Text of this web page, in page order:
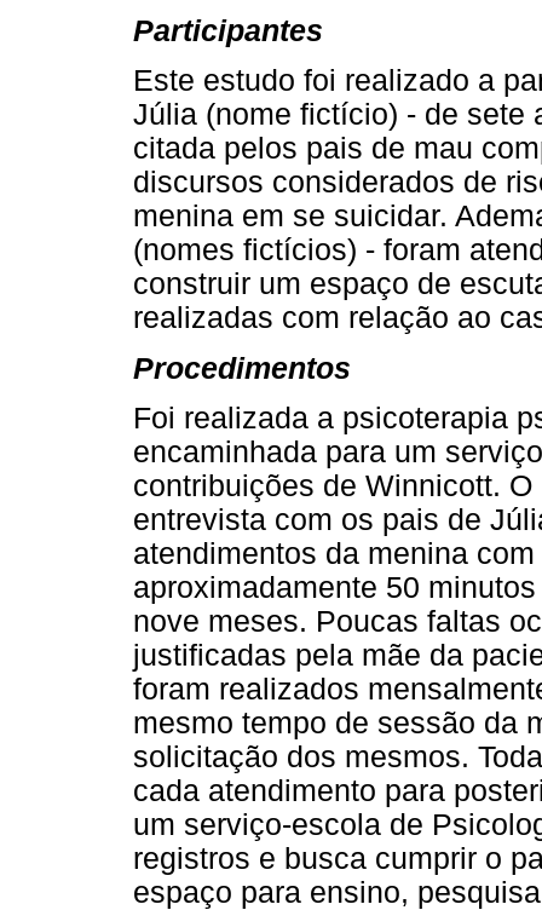
Participantes
Este estudo foi realizado a
Júlia (nome fictício) - de sete
citada pelos pais de mau
discursos considerados de
menina em se suicidar.
(nomes fictícios) - foram
construir um espaço de
realizadas com relação ao
Procedimentos
Foi realizada a psicoterapia
encaminhada para um
contribuições de Winnicott.
entrevista com os pais de
atendimentos da menina
aproximadamente 50
nove meses. Poucas faltas
justificadas pela mãe da
foram realizados
mesmo tempo de sessão da
solicitação dos mesmos.
cada atendimento para
um serviço-escola de
registros e busca cumprir o
espaço para ensino,